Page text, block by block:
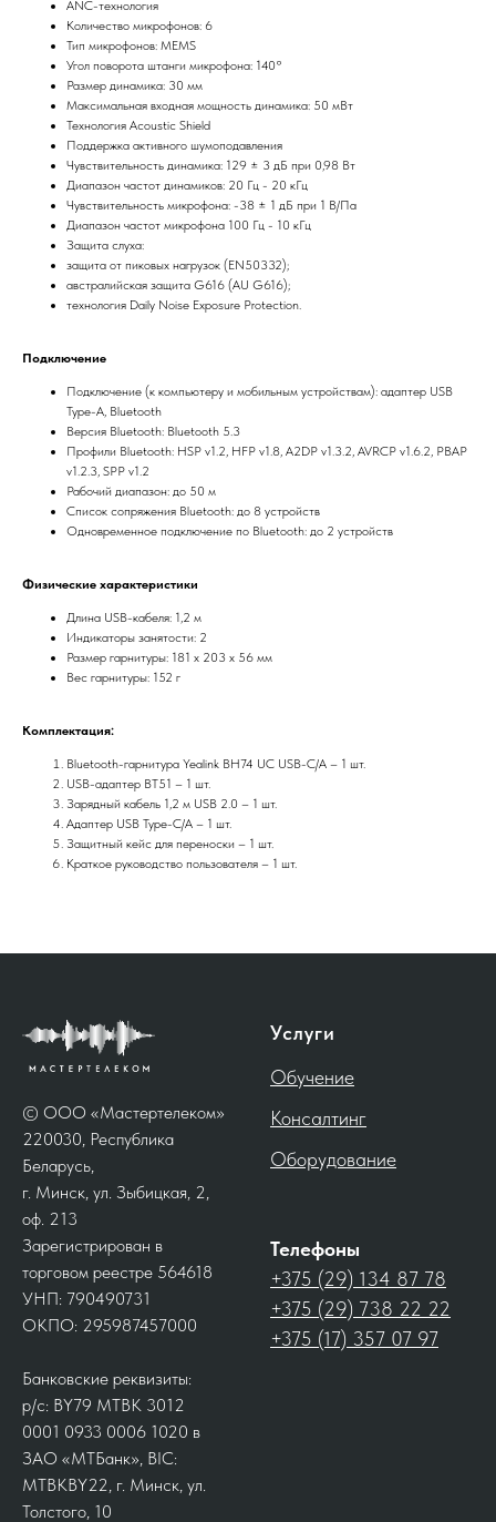
ANC-технология
Количество микрофонов: 6
Тип микрофонов: MEMS
Угол поворота штанги микрофона: 140°
Размер динамика: 30 мм
Максимальная входная мощность динамика: 50 мВт
Технология Acoustic Shield
Поддержка активного шумоподавления
Чувствительность динамика: 129 ± 3 дБ при 0,98 Вт
Диапазон частот динамиков: 20 Гц - 20 кГц
Чувствительность микрофона: -38 ± 1 дБ при 1 В/Па
Диапазон частот микрофона 100 Гц - 10 кГц
Защита слуха:
защита от пиковых нагрузок (EN50332);
австралийская защита G616 (AU G616);
технология Daily Noise Exposure Protection.
Подключение
Подключение (к компьютеру и мобильным устройствам): адаптер USB
Type-A, Bluetooth
Версия Bluetooth: Bluetooth 5.3
Профили Bluetooth: HSP v1.2, HFP v1.8, A2DP v1.3.2, AVRCP v1.6.2, PBAP
v1.2.3, SPP v1.2
Рабочий диапазон: до 50 м
Список сопряжения Bluetooth: до 8 устройств
Одновременное подключение по Bluetooth: до 2 устройств
Физические характеристики
Длина USB-кабеля: 1,2 м
Индикаторы занятости: 2
Размер гарнитуры: 181 x 203 x 56 мм
Вес гарнитуры: 152 г
Комплектация:
Bluetooth-гарнитура Yealink BH74 UC USB-C/A – 1 шт.
USB-адаптер BT51 – 1 шт.
Зарядный кабель 1,2 м USB 2.0 – 1 шт.
Адаптер USB Type-C/A – 1 шт.
Защитный кейс для переноски – 1 шт.
Краткое руководство пользователя – 1 шт.
© ООО «Мастертелеком»
220030, Республика
Беларусь,
г. Минск, ул. Зыбицкая, 2,
оф. 213
Зарегистрирован в
торговом реестре 564618
УНП: 790490731
ОКПО: 295987457000
Банковские реквизиты:
р/с: BY79 MTBK 3012
0001 0933 0006 1020 в
ЗАО «МТБанк», BIC:
MTBKBY22, г. Минск, ул.
Толстого, 10
Услуги
Обучение
Консалтинг
Оборудование
Телефоны
+375 (29) 134 87 78
+375 (29) 738 22 22
+375 (17) 357 07 97